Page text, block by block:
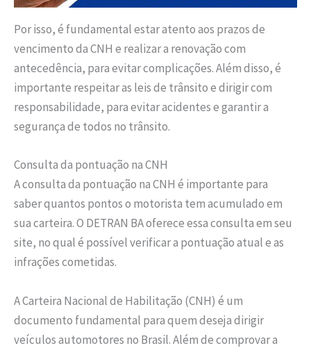
Por isso, é fundamental estar atento aos prazos de
vencimento da CNH e realizar a renovação com
antecedência, para evitar complicações. Além disso, é
importante respeitar as leis de trânsito e dirigir com
responsabilidade, para evitar acidentes e garantir a
segurança de todos no trânsito.
Consulta da pontuação na CNH
A consulta da pontuação na CNH é importante para
saber quantos pontos o motorista tem acumulado em
sua carteira. O DETRAN BA oferece essa consulta em seu
site, no qual é possível verificar a pontuação atual e as
infrações cometidas.
A Carteira Nacional de Habilitação (CNH) é um
documento fundamental para quem deseja dirigir
veículos automotores no Brasil. Além de comprovar a